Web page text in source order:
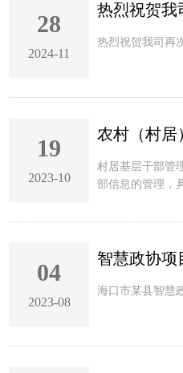
28
2024-11
热烈祝贺我
热烈祝贺我司再
19
2023-10
农村（村居
村居基层干部管
部信息的管理，
导入导出、生成
04
2023-08
智慧政协项
海口市某县智慧